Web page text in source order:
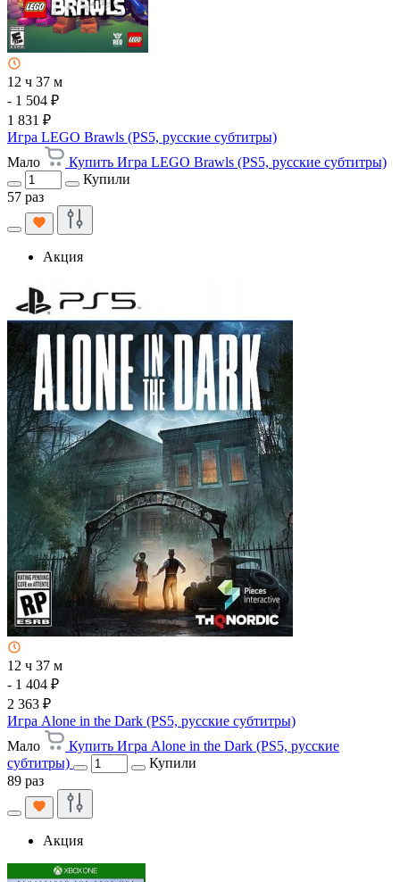
12 ч 37 м
- 1 504 ₽
1 831 ₽
Игра LEGO Brawls (PS5, русские субтитры)
Мало
Купить Игра LEGO Brawls (PS5, русские субтитры)
Купили
57 раз
Акция
12 ч 37 м
- 1 404 ₽
2 363 ₽
Игра Alone in the Dark (PS5, русские субтитры)
Мало
Купить Игра Alone in the Dark (PS5, русские
субтитры)
Купили
89 раз
Акция